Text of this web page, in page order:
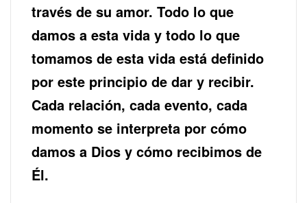
través de su amor. Todo lo que
damos a esta vida y todo lo que
tomamos de esta vida está definido
por este principio de dar y recibir.
Cada relación, cada evento, cada
momento se interpreta por cómo
damos a Dios y cómo recibimos de
Él.